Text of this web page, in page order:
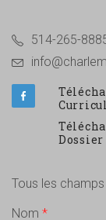
514-265-
Dossier
Tous les
Nom *